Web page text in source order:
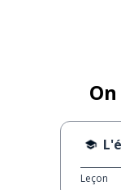
Leçon